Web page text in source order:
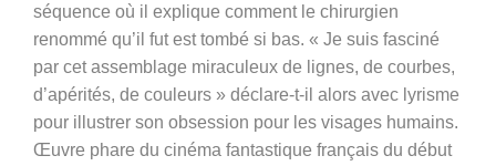
séquence où il explique comment le chirurgien
renommé qu’il fut est tombé si bas. « Je suis fasciné
par cet assemblage miraculeux de lignes, de courbes,
d’apérités, de couleurs » déclare-t-il alors avec lyrisme
pour illustrer son obsession pour les visages humains.
Œuvre phare du cinéma fantastique français du début